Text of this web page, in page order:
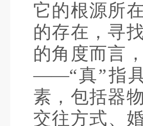
它的根源所
的存在，寻
的角度而言
——“真”指
素，包括器
交往方式、